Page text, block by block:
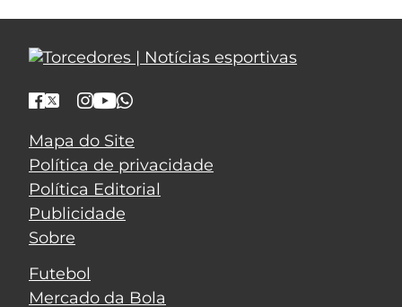
Mapa do Site
Política de privacidade
Política Editorial
Publicidade
Sobre
Futebol
Mercado da Bola